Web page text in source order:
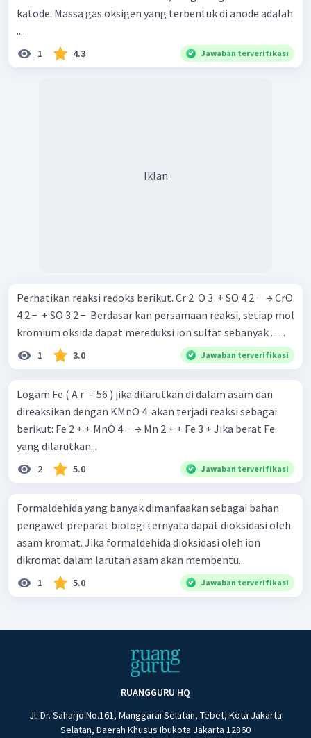
katode. Massa gas oksigen yang terbentuk di anode adalah
....
1 4.3 Jawaban terverifikasi
Iklan
Perhatikan reaksi redoks berikut. Cr 2 ​ O 3 ​ + SO 4 2 − ​ → CrO
4 2 − ​ + SO 3 2 − ​ Berdasar kan persamaan reaksi, setiap mol
kromium oksida dapat mereduksi ion sulfat sebanyak . . . .
1 3.0 Jawaban terverifikasi
Logam Fe ( A r ​ = 56 ) jika dilarutkan di dalam asam dan
direaksikan dengan KMnO 4 ​ akan terjadi reaksi sebagai
berikut: Fe 2 + + MnO 4 − ​ → Mn 2 + + Fe 3 + Jika berat Fe
yang dilarutkan...
2 5.0 Jawaban terverifikasi
Formaldehida yang banyak dimanfaakan sebagai bahan
pengawet preparat biologi ternyata dapat dioksidasi oleh
asam kromat. Jika formaldehida dioksidasi oleh ion
dikromat dalam larutan asam akan membentu...
1 5.0 Jawaban terverifikasi
RUANGGURU HQ
Jl. Dr. Saharjo No.161, Manggarai Selatan, Tebet, Kota Jakarta
Selatan, Daerah Khusus Ibukota Jakarta 12860